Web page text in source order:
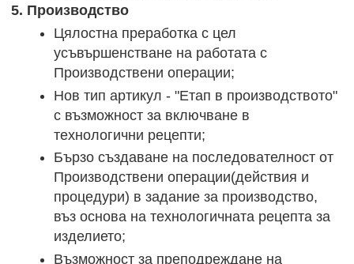
5. Производство
Цялостна преработка с цел
усъвършенстване на работата с
Производствени операции;
Нов тип артикул - "Етап в производството"
с възможност за включване в
технологични рецепти;
Бързо създаване на последователност от
Производствени операции(действия и
процедури) в задание за производство,
въз основа на технологичната рецепта за
изделието;
Възможност за преподреждане на